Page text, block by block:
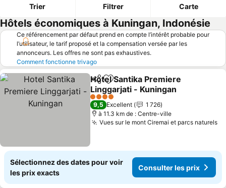
Trier Filtrer Carte
Hôtels économiques à Kuningan, Indonésie
Ce référencement par défaut prend en compte l’intérêt probable pour
l’utilisateur, le tarif proposé et la compensation versée par les
annonceurs. Les offres ne sont pas exhaustives.
Comment fonctionne trivago
PartagerAjouter à mes favoris
Hotel Santika Premiere
Linggarjati - Kuningan
Consulter les prix
4 Étoiles
9,5 Excellent
1 726
à 11.3 km de : Centre-ville
Vues sur le mont Ciremai et parcs naturels
Sélectionnez des dates pour voir
les prix exacts
Consulter les prix